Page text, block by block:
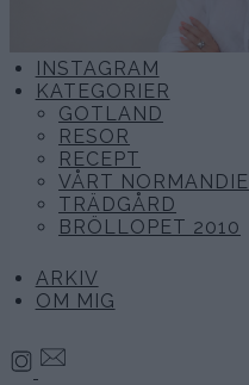
INSTAGRAM
KATEGORIER
GOTLAND
RESOR
RECEPT
VÅRT NORMANDIE
TRÄDGÅRD
BRÖLLOPET 2010
ARKIV
OM MIG